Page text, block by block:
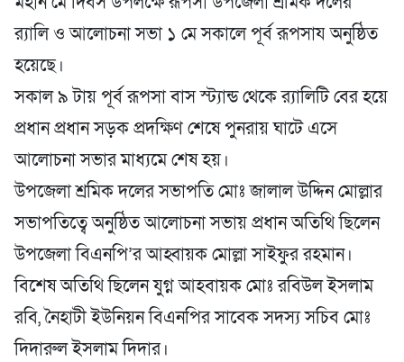
র‌্যালি ও আলোচনা সভা ১ মে সকালে পূর্ব রূপসায অনুষ্ঠিত
হয়েছে।
সকাল ৯ টায় পূর্ব রূপসা বাস স্ট্যান্ড থেকে ‍র‌্যালিটি বের হ‌য়ে
প্রধান প্রধান সড়ক প্রদক্ষিণ শেষে পুনরায় ঘাটে এসে
আলোচনা সভার মাধ্যমে শেষ হয়।
উপজেলা শ্রমিক দলের সভাপতি মোঃ জালাল উদ্দিন মোল্লার
সভাপতিত্বে অনুষ্ঠিত আলোচনা সভায় প্রধান অতিথি ছিলেন
উপজেলা বিএনপি’র আহ্বায়ক মোল্লা সাইফুর রহমান।
বিশেষ অতিথি ছিলেন যুগ্ন আহবায়ক মোঃ রবিউল ইসলাম
রবি, নৈহাটী ইউনিয়ন বিএনপির সাবেক সদস্য সচিব মোঃ
দিদারুল ইসলাম দিদার।